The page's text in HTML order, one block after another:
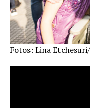
Fotos: Lina